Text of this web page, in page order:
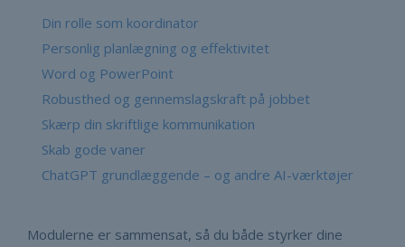
Din rolle som koordinator
Personlig planlægning og effektivitet
Word og PowerPoint
Robusthed og gennemslagskraft på jobbet
Skærp din skriftlige kommunikation
Skab gode vaner
ChatGPT grundlæggende – og andre AI-værktøjer
Modulerne er sammensat, så du både styrker dine